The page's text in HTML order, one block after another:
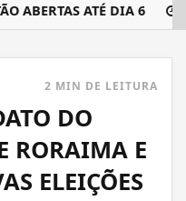
ATÉ DIA 6
2 MIN DE LEITURA
DO
RORAIMA E
ELEIÇÕES